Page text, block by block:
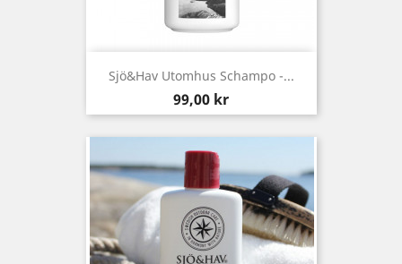
Sjö&Hav Utomhus Schampo -...
Pris
99,00 kr